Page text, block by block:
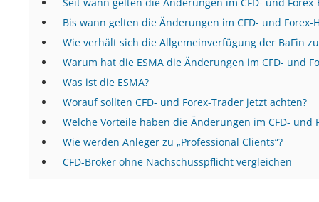
Bis wann gelten die Änderungen im CFD- und Forex-
Wie verhält sich die Allgemeinverfügung der BaFin zu
Warum hat die ESMA die Änderungen im CFD- und
Was ist die ESMA?
Worauf sollten CFD- und Forex-Trader jetzt achten?
Welche Vorteile haben die Änderungen im CFD- und
Wie werden Anleger zu „Professional Clients“?
CFD-Broker ohne Nachschusspflicht vergleichen